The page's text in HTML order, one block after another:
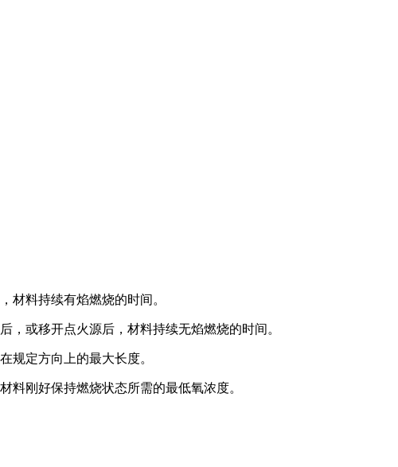
材料持续有焰燃烧的时间。
，或移开点火源后，材料持续无焰燃烧的时间。
规定方向上的最大长度。
料刚好保持燃烧状态所需的最低氧浓度。